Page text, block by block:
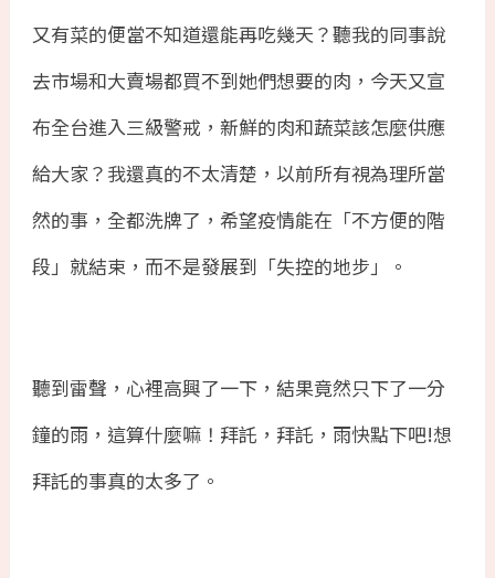
又有菜的便當不知道還能再吃幾天？聽我的同事說
去市場和大賣場都買不到她們想要的肉，今天又宣
布全台進入三級警戒，新鮮的肉和蔬菜該怎麼供應
給大家？我還真的不太清楚，以前所有視為理所當
然的事，全都洗牌了，希望疫情能在「不方便的階
段」就結束，而不是發展到「失控的地步」。
聽到雷聲，心裡高興了一下，結果竟然只下了一分
鐘的雨，這算什麼嘛！拜託，拜託，雨快點下吧!想
拜託的事真的太多了。